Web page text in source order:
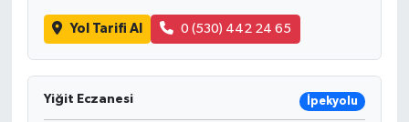
Yol Tarifi Al 0 (530) 442 24 65
Yiğit Eczanesi İpekyolu